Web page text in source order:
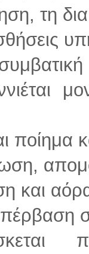
τη
ποίημα
και